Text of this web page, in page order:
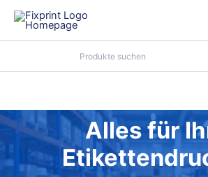
Zum
Inhalt
springen
Alles für